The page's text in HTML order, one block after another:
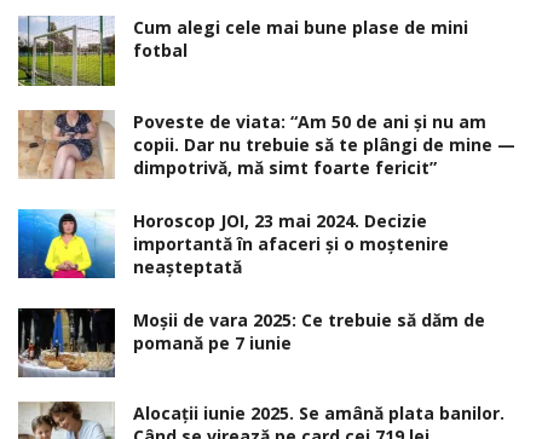
Cum alegi cele mai bune plase de mini
fotbal
Poveste de viata: “Am 50 de ani și nu am
copii. Dar nu trebuie să te plângi de mine —
dimpotrivă, mă simt foarte fericit”
Horoscop JOI, 23 mai 2024. Decizie
importantă în afaceri şi o moştenire
neaşteptată
Moșii de vara 2025: Ce trebuie să dăm de
pomană pe 7 iunie
Alocaţii iunie 2025. Se amână plata banilor.